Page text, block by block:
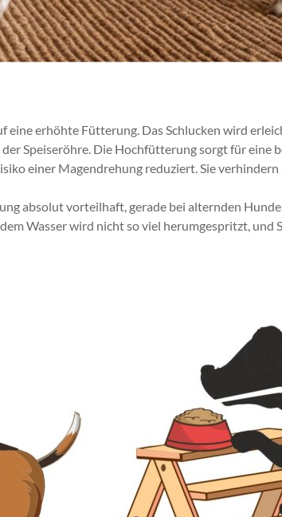
erhöhte Fütterung. Das Schlucken wird
Speiseröhre. Die Hochfütterung sorgt für eine
einer Magendrehung reduziert. Sie
absolut vorteilhaft, gerade bei alternden
Wasser wird nicht so viel herumgespritzt, und